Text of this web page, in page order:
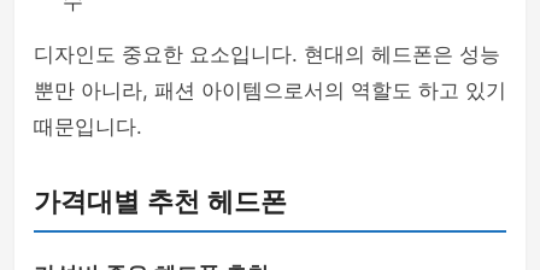
디자인도 중요한 요소입니다. 현대의 헤드폰은 성능
뿐만 아니라, 패션 아이템으로서의 역할도 하고 있기
때문입니다.
가격대별 추천 헤드폰